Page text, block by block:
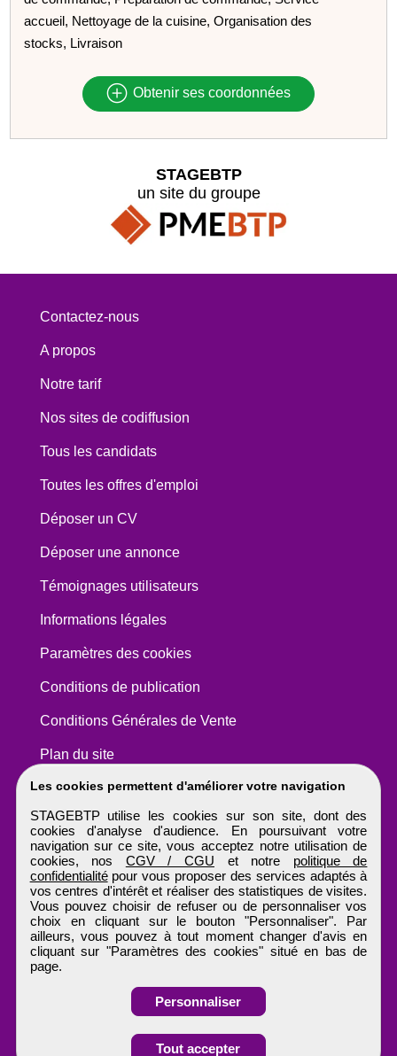
Obtenir ses
accueil, Nettoyage de la cuisine, Organisation des
stocks, Livraison
Obtenir ses coordonnées
Les cookies permettent d'améliorer votre navigation
STAGEBTP utilise les cookies sur son site, dont des
cookies d'analyse d'audience. En poursuivant votre
navigation sur ce site, vous acceptez notre utilisation de
cookies, nos CGV / CGU et notre politique de
confidentialitépour vous proposer des services adaptés à
vos centres d'intérêt et réaliser des statistiques de visites.
Vous pouvez choisir de refuser ou de personnaliser vos
choix en cliquant sur le bouton "Personnaliser". Par
ailleurs, vous pouvez à tout moment changer d'avis en
cliquant sur "Paramètres des cookies" situé en bas de
page.
Personnaliser
Tout accepter
STAGEBTP
un site du groupe
Contactez-nous
A propos
Notre tarif
Nos sites de codiffusion
Tous les candidats
Toutes les offres d'emploi
Déposer un CV
Déposer une annonce
Témoignages utilisateurs
Informations légales
Paramètres des cookies
Conditions de publication
Conditions Générales de Vente
Plan du site